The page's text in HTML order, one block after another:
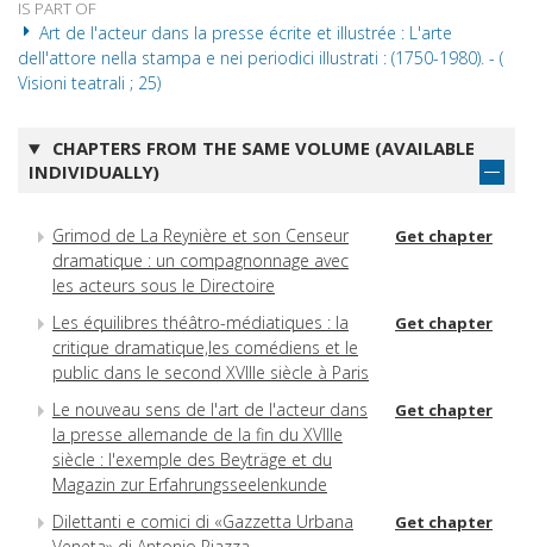
IS PART OF
Art de l'acteur dans la presse écrite et illustrée : L'arte
dell'attore nella stampa e nei periodici illustrati : (1750-1980). - (
Visioni teatrali ; 25)
CHAPTERS FROM THE SAME VOLUME (AVAILABLE
INDIVIDUALLY)
Grimod de La Reynière et son Censeur
dramatique : un compagnonnage avec
les acteurs sous le Directoire
Get chapter
Les équilibres théâtro-médiatiques : la
critique dramatique,les comédiens et le
public dans le second XVIIIe siècle à Paris
Get chapter
Le nouveau sens de l'art de l'acteur dans
la presse allemande de la fin du XVIIIe
siècle : l'exemple des Beyträge et du
Magazin zur Erfahrungsseelenkunde
Get chapter
Dilettanti e comici di «Gazzetta Urbana
Get chapter